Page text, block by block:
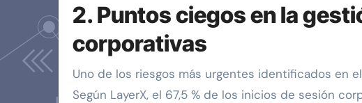
2. Puntos ciegos en la
corporativas
Uno de los riesgos más urgentes identificados en
Según LayerX, el 67,5 % de los inicios de sesión